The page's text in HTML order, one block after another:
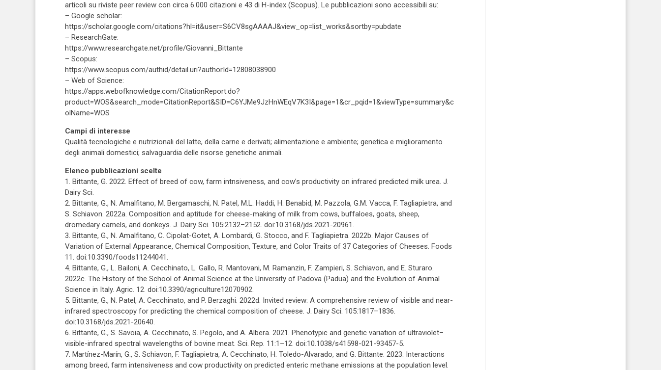
articoli su riviste peer review con circa 6.000 citazioni e 43 di H-index (Scopus). Le pubblicazioni sono accessibili su:
– Google scholar:
https://scholar.google.com/citations?hl=it&user=S6CV8sgAAAAJ&view_op=list_works&sortby=pubdate
– ResearchGate:
https://www.researchgate.net/profile/Giovanni_Bittante
– Scopus:
https://www.scopus.com/authid/detail.uri?authorId=12808038900
– Web of Science:
https://apps.webofknowledge.com/CitationReport.do?
product=WOS&search_mode=CitationReport&SID=C6YJMe9JzHnWEqV7K3I&page=1&cr_pqid=1&viewType=summary&c
olName=WOS
Campi di interesse
Qualità tecnologiche e nutrizionali del latte, della carne e derivati; alimentazione e ambiente; genetica e miglioramento
degli animali domestici; salvaguardia delle risorse genetiche animali.
Elenco pubblicazioni scelte
1. Bittante, G. 2022. Effect of breed of cow, farm intnsiveness, and cow’s productivity on infrared predicted milk urea. J.
Dairy Sci.
2. Bittante, G., N. Amalfitano, M. Bergamaschi, N. Patel, M.L. Haddi, H. Benabid, M. Pazzola, G.M. Vacca, F. Tagliapietra, and
S. Schiavon. 2022a. Composition and aptitude for cheese-making of milk from cows, buffaloes, goats, sheep,
dromedary camels, and donkeys. J. Dairy Sci. 105:2132–2152. doi:10.3168/jds.2021-20961.
3. Bittante, G., N. Amalfitano, C. Cipolat-Gotet, A. Lombardi, G. Stocco, and F. Tagliapietra. 2022b. Major Causes of
Variation of External Appearance, Chemical Composition, Texture, and Color Traits of 37 Categories of Cheeses. Foods
11. doi:10.3390/foods11244041.
4. Bittante, G., L. Bailoni, A. Cecchinato, L. Gallo, R. Mantovani, M. Ramanzin, F. Zampieri, S. Schiavon, and E. Sturaro.
2022c. The History of the School of Animal Science at the University of Padova (Padua) and the Evolution of Animal
Science in Italy. Agric. 12. doi:10.3390/agriculture12070902.
5. Bittante, G., N. Patel, A. Cecchinato, and P. Berzaghi. 2022d. Invited review: A comprehensive review of visible and near-
infrared spectroscopy for predicting the chemical composition of cheese. J. Dairy Sci. 105:1817–1836.
doi:10.3168/jds.2021-20640.
6. Bittante, G., S. Savoia, A. Cecchinato, S. Pegolo, and A. Albera. 2021. Phenotypic and genetic variation of ultraviolet–
visible-infrared spectral wavelengths of bovine meat. Sci. Rep. 11:1–12. doi:10.1038/s41598-021-93457-5.
7. Martínez-Marín, G., S. Schiavon, F. Tagliapietra, A. Cecchinato, H. Toledo-Alvarado, and G. Bittante. 2023. Interactions
among breed, farm intensiveness and cow productivity on predicted enteric methane emissions at the population level.